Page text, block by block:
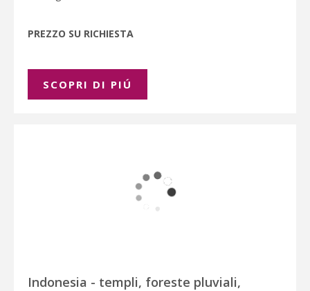
PREZZO SU RICHIESTA
SCOPRI DI PIÚ
Indonesia - templi, foreste pluviali,